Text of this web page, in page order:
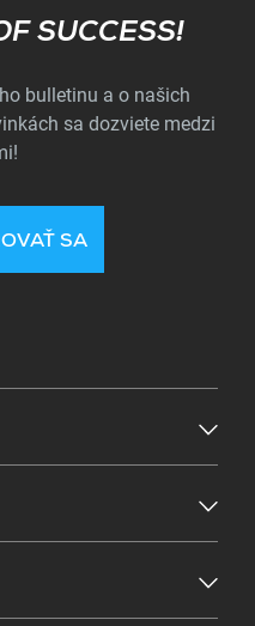
SUCCESS!
bulletinu a o našich
sa dozviete medzi
SA